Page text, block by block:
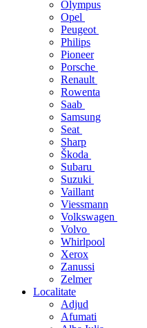
Olympus
Opel
Peugeot
Philips
Pioneer
Porsche
Renault
Rowenta
Saab
Samsung
Seat
Sharp
Škoda
Subaru
Suzuki
Vaillant
Viessmann
Volkswagen
Volvo
Whirlpool
Xerox
Zanussi
Zelmer
Localitate
Adjud
Afumati